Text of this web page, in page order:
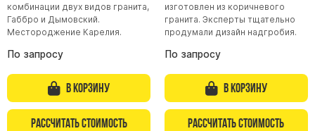
комбинации двух видов гранита,
Габбро и Дымовский.
Местороджение Карелия.
По запросу
В корзину
Рассчитать стоимость
изготовлен из коричневого
гранита. Эксперты тщательно
продумали дизайн надгробия.
По запросу
В корзину
Рассчитать стоимость